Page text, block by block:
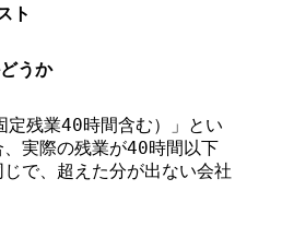
ト
うか
定残業40時間含む）」とい
、実際の残業が40時間以下
で、超えた分が出ない会社